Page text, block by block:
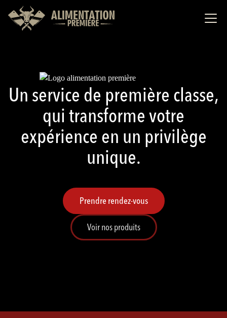
Un service de première classe,
qui transforme votre
expérience en un privilège
unique.
Prendre rendez-vous
Voir nos produits